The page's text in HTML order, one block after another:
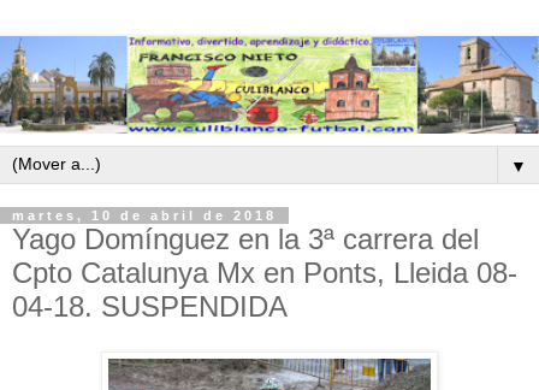
▼
martes, 10 de abril de 2018
Yago Domínguez en la 3ª carrera del
Cpto Catalunya Mx en Ponts, Lleida 08-
04-18. SUSPENDIDA